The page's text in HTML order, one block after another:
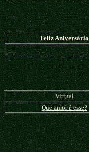
Feliz Aniversário
Virtual
Que amor é esse?